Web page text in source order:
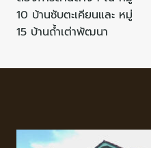
10 บ้านซับตะเคียนและ หมู่
15 บ้านถ้ำเต่าพัฒนา